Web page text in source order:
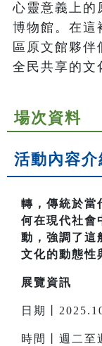
心靈意義上的
博物館。在這
區原文館夥
全民共享的文
場次資料
活動內容介
轉，傳統於當
何在現代社會
動，強調了這
文化的動態性
展覽資訊
日期丨
時間丨週二至